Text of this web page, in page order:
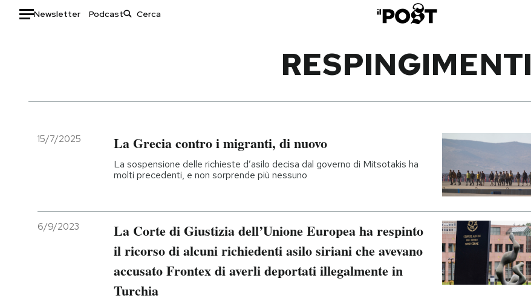
Newsletter Podcast
Italia
Politica
Economia
Moda
Ok Boomer!
RESPINGIMENTI
15/7/2025 La Grecia contro i migranti, di nuovo
La sospensione delle richieste d’asilo decisa dal governo di Mitsotakis ha
molti precedenti, e non sorprende più nessuno
6/9/2023
La Corte di Giustizia dell’Unione Europea ha respinto
il ricorso di alcuni richiedenti asilo siriani che avevano
accusato Frontex di averli deportati illegalmente in
Turchia